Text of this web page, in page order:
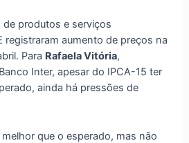
produtos e serviços
registraram aumento de preços na
Para Rafaela Vitória,
Inter, apesar do IPCA-15 ter
ainda há pressões de
que o esperado, mas não